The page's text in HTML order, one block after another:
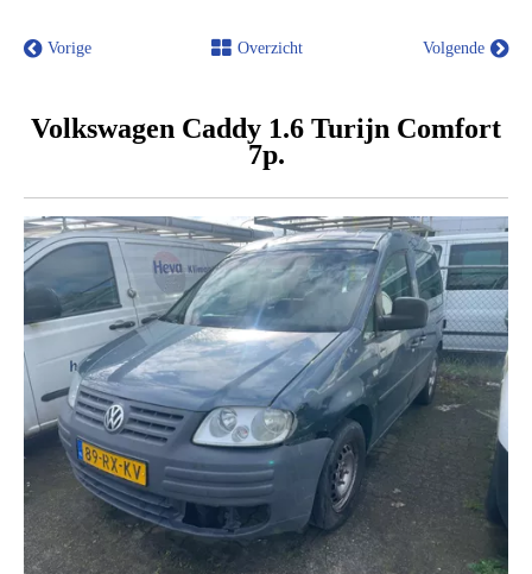
Vorige Overzicht Volgende
Volkswagen Caddy 1.6 Turijn Comfort
7p.